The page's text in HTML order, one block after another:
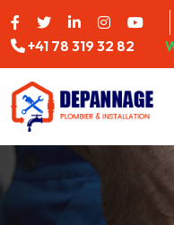
+41 78 319 32 82